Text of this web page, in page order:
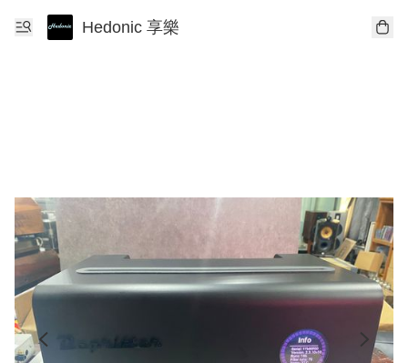
Hedonic 享樂